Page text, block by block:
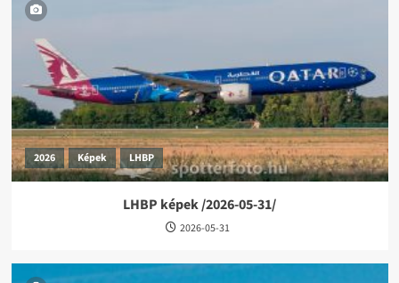
2026 Képek LHBP
LHBP képek /2026-05-31/
2026-05-31